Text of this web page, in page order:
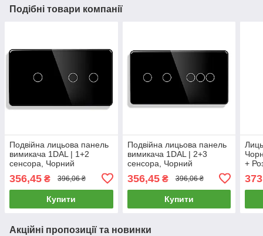
Подібні товари компанії
Подвійна лицьова панель
вимикача 1DAL | 1+2
сенсора, Чорний
356,45 ₴ 396,06 ₴
Купити
Подвійна лицьова панель
вимикача 1DAL | 2+3
сенсора, Чорний
356,45₴ 396,06 ₴
Купити
+
Акційні пропозиції та новинки